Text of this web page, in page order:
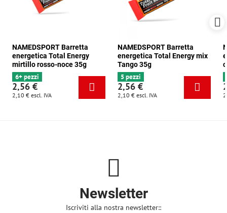
NAMEDSPORT Barretta
energetica Total Energy
mirtillo rosso-noce 35g
6+ pezzi
2,56 €
2,10 € escl. IVA
NAMEDSPORT Barretta
energetica Total Energy mix
Tango 35g
5 pezzi
2,56 €
2,10 € escl. IVA
Newsletter
Iscriviti alla nostra newsletter::